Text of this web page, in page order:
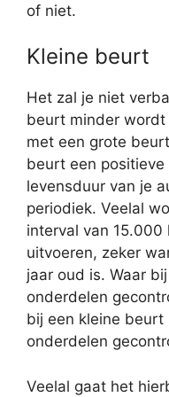
of niet.
Kleine beurt
Het zal je niet
beurt minder wordt
met een grote
beurt een
levensduur van je
periodiek. Veelal
interval van
uitvoeren, zeker
jaar oud is. Waar
onderdelen
bij een kleine beurt
onderdelen
Veelal gaat het